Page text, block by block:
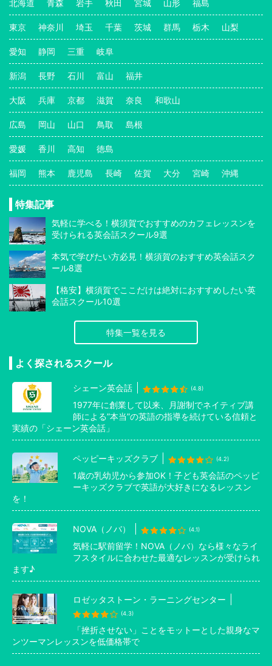
北海道 青森 岩手 秋田 宮城 山形 福島
東京 神奈川 埼玉 千葉 茨城 群馬 栃木 山梨
愛知 静岡 三重 岐阜
新潟 長野 石川 富山 福井
大阪 兵庫 京都 滋賀 奈良 和歌山
広島 岡山 山口 鳥取 島根
愛媛 香川 高知 徳島
福岡 熊本 鹿児島 長崎 佐賀 大分 宮崎 沖縄
特集記事
気軽に学べる！横須賀でおすすめのカフェレッスンを
受けられる英会話スクール9選
本気で学びたい方必見！横須賀のおすすめ英会話スク
ール8選
【格安】横須賀でここだけは絶対におすすめしたい英
会話スクール10選
特集一覧を見る
よく探されるスクール
シェーン英会話 (4.8)
1977年に創業して以来、月謝制でネイティブ講
師による”本当”の英語の指導を続けている信頼と
実績の「シェーン英会話」
ペッピーキッズクラブ (4.2)
1歳の乳幼児から参加OK！子ども英会話のペッピ
ーキッズクラブで英語が大好きになるレッスン
を！
NOVA（ノバ） (4.1)
気軽に駅前留学！NOVA（ノバ）なら様々なライ
フスタイルに合わせた最適なレッスンが受けられ
ます♪
ロゼッタストーン・ラーニングセンター
(4.3)
「挫折させない」ことをモットーとした親身なマ
ンツーマンレッスンを低価格帯で